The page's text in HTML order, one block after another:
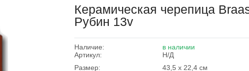
Керамическая черепица
Рубин 13v
Наличие:
в наличии
Артикул:
Н/Д
Размер:
43,5 х 22,4 см